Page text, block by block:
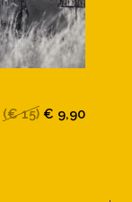
(€ 15) € 9,90